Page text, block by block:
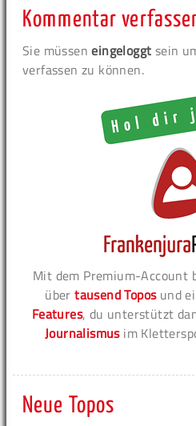
Kommentar
Sie müsseneingeloggt sein
verfassen zu können.
Mit dem Premium-Account
übertausend Toposund
Features, du unterstützt
Journalismusim
Neue Topos